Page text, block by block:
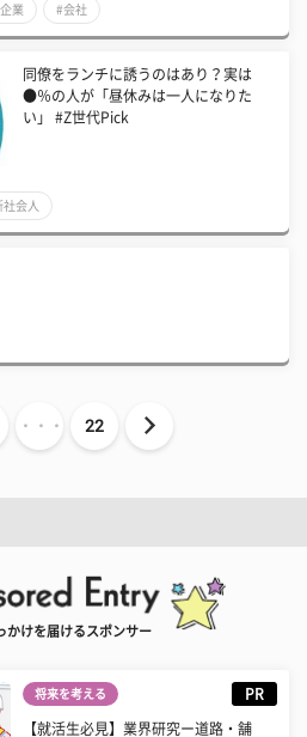
業 #会社
同僚をランチに誘うのはあり？実は
●％の人が「昼休みは一人になりた
い」 #Z世代Pick
社会人
・・・ 22
かけを届けるスポンサー
将来を考える PR
【就活生必見】業界研究ー道路・舗